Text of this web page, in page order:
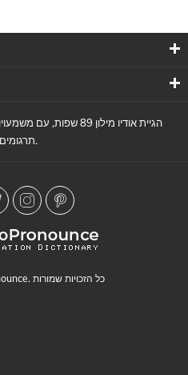
הגיית אודיו מילון 89
תרגומים ועוד.
© 2026 HowToPronounce. כל הזכויות שמורות